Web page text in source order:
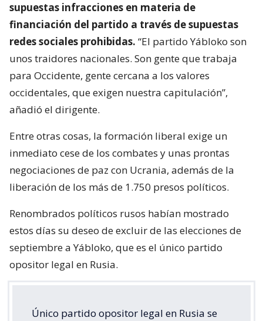
supuestas infracciones en materia de
financiación del partido a través de supuestas
redes sociales prohibidas. “El partido Yábloko son
unos traidores nacionales. Son gente que trabaja
para Occidente, gente cercana a los valores
occidentales, que exigen nuestra capitulación”,
añadió el dirigente.
Entre otras cosas, la formación liberal exige un
inmediato cese de los combates y unas prontas
negociaciones de paz con Ucrania, además de la
liberación de los más de 1.750 presos políticos.
Renombrados políticos rusos habían mostrado
estos días su deseo de excluir de las elecciones de
septiembre a Yábloko, que es el único partido
opositor legal en Rusia.
Único partido opositor legal en Rusia se